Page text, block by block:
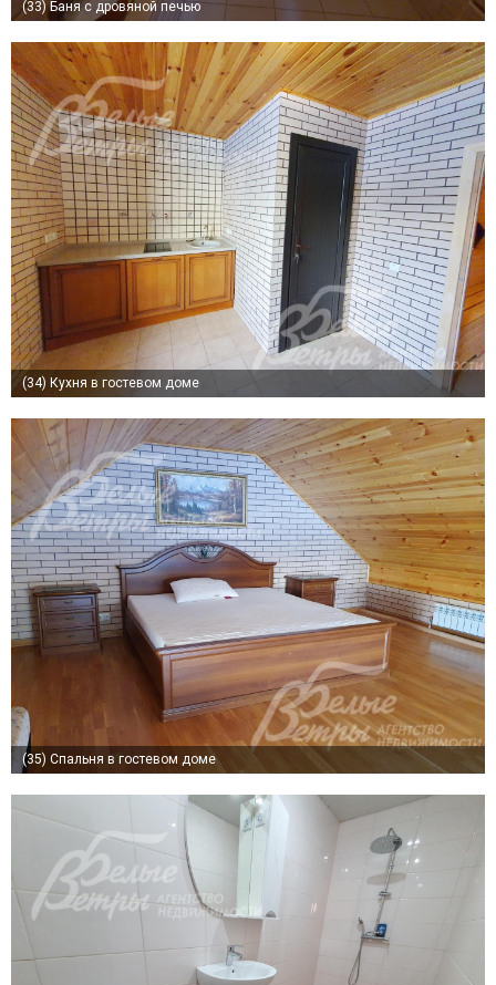
(33) Баня с дровяной печью
(34) Кухня в гостевом доме
(35) Спальня в гостевом доме